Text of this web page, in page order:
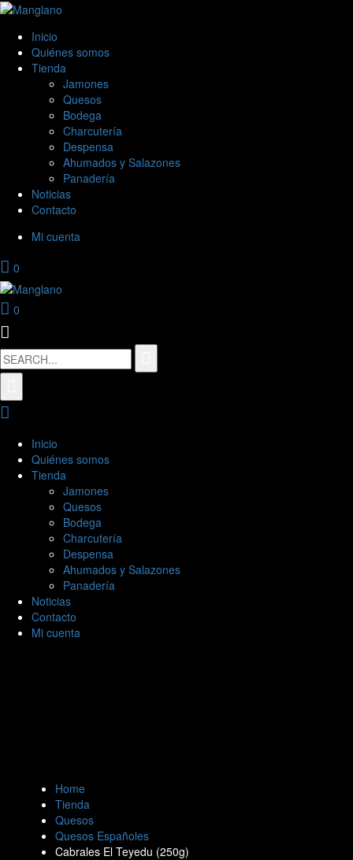
Inicio
Quiénes somos
Tienda
Jamones
Quesos
Bodega
Charcutería
Despensa
Ahumados y Salazones
Panadería
Noticias
Contacto
Mi cuenta
0
0
Search
for:
Inicio
Quiénes somos
Tienda
Jamones
Quesos
Bodega
Charcutería
Despensa
Ahumados y Salazones
Panadería
Noticias
Contacto
Mi cuenta
Home
Tienda
Quesos
Quesos Españoles
Cabrales El Teyedu (250g)